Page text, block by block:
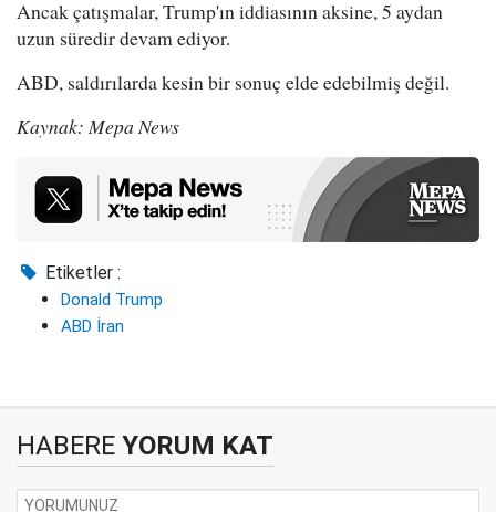
Ancak çatışmalar, Trump'ın iddiasının aksine, 5 aydan
uzun süredir devam ediyor.
ABD, saldırılarda kesin bir sonuç elde edebilmiş değil.
Kaynak: Mepa News
Etiketler :
Donald Trump
ABD İran
HABERE YORUM KAT